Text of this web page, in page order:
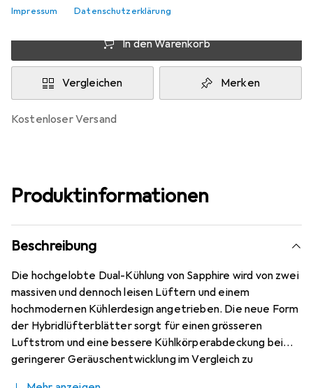
Impressum Datenschutzerklärung
Lieferort angeben für genaue Lieferzeit
In den Warenkorb
Vergleichen Merken
kostenloser Versand
Produktinformationen
Beschreibung
Die hochgelobte Dual-Kühlung von Sapphire wird von zwei
massiven und dennoch leisen Lüftern und einem
hochmodernen Kühlerdesign angetrieben. Die neue Form
der Hybridlüfterblätter sorgt für einen grösseren
Luftstrom und eine bessere Kühlkörperabdeckung bei
geringerer Geräuschentwicklung im Vergleich zu